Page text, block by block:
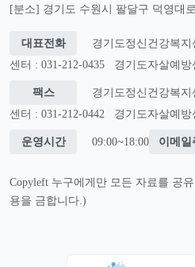
[분소] 경기도 수원시 팔달구 덕영대
대표전화
경기도정신건강복
센터 : 031-212-0435
경기도자살예방
팩스
경기도정신건강복
센터 : 031-212-0442
경기도자살예방
운영시간 09:00~18:00 이메일
Copyleft 누구에게만 모든 자료를 공
용을 금합니다.)